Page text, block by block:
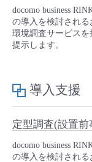
モニタリ
管理機能
すべての
IoT
サポート
管理機能
クラウド/
IoT
モニタリ
- 管理機能
■ セットアップ
- 初期設定・確
ユースケース
- バックアップ
- データと分析
- IoT
故障/メンテナン
故障/メン
メンテナ
docomo business
の導入を検討され
環境調査サービス
提示します。
導入支援
定型調査(設置前
docomo business
の導入を検討される